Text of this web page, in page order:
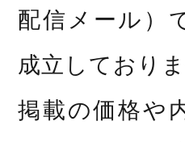
配信メール）
成立しておりま
掲載の価格や